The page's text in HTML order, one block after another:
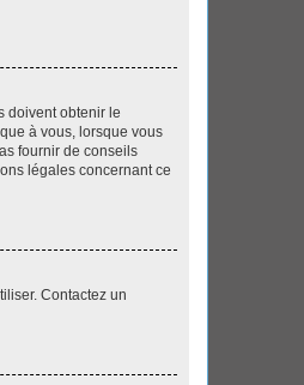
doivent obtenir le
à vous, lorsque vous
fournir de conseils
légales concernant ce
Contactez un